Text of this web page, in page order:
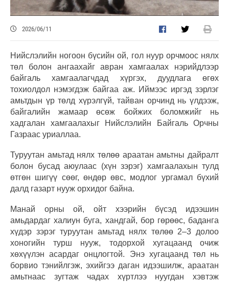
2026/06/11
Нийслэлийн ногоон бүсийн ой, гол нуур орчмоос нялх
төл болон ангаахайг авран хамгаалах нэрийдлээр
байгаль хамгаалагчдад хүргэх, дуудлага өгөх
тохиолдол нэмэгдэж байгаа аж. Иймээс иргэд зэрлэг
амьтдын үр төлд хүрэлгүй, тайван орчинд нь үлдээж,
байгалийн жамаар өсөж бойжих боломжийг нь
хадгалан хамгаалахыг Нийслэлийн Байгаль Орчны
Газраас уриаллаа.
Туруутан амьтад нялх төлөө араатан амьтны дайралт
болон бусад аюулаас (хүн зэрэг) хамгаалахын тулд
өтгөн шигүү сөөг, өндөр өвс, модлог ургамал бүхий
далд газарт нууж орхидог байна.
Манай орны ой, ойт хээрийн бүсэд идээшин
амьдардаг халиун буга, хандгай, бор гөрөөс, баданга
хүдэр зэрэг туруутан амьтад нялх төлөө 2–3 долоо
хоногийн турш нууж, тодорхой хугацаанд очиж
хөхүүлэн асардаг онцлогтой. Энэ хугацаанд төл нь
борвио тэнийлгэж, эхийгээ даган идээшилж, араатан
амьтнаас зугтаж чадах хүртлээ нуугдан хэвтэж